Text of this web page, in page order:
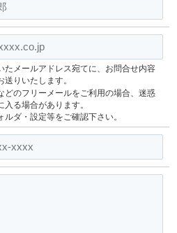
メールアドレス宛てに、お問合せ内容
りいたします。
どのフリーメールをご利用の場合、迷惑
入る場合があります。
ルダ・設定等をご確認下さい。